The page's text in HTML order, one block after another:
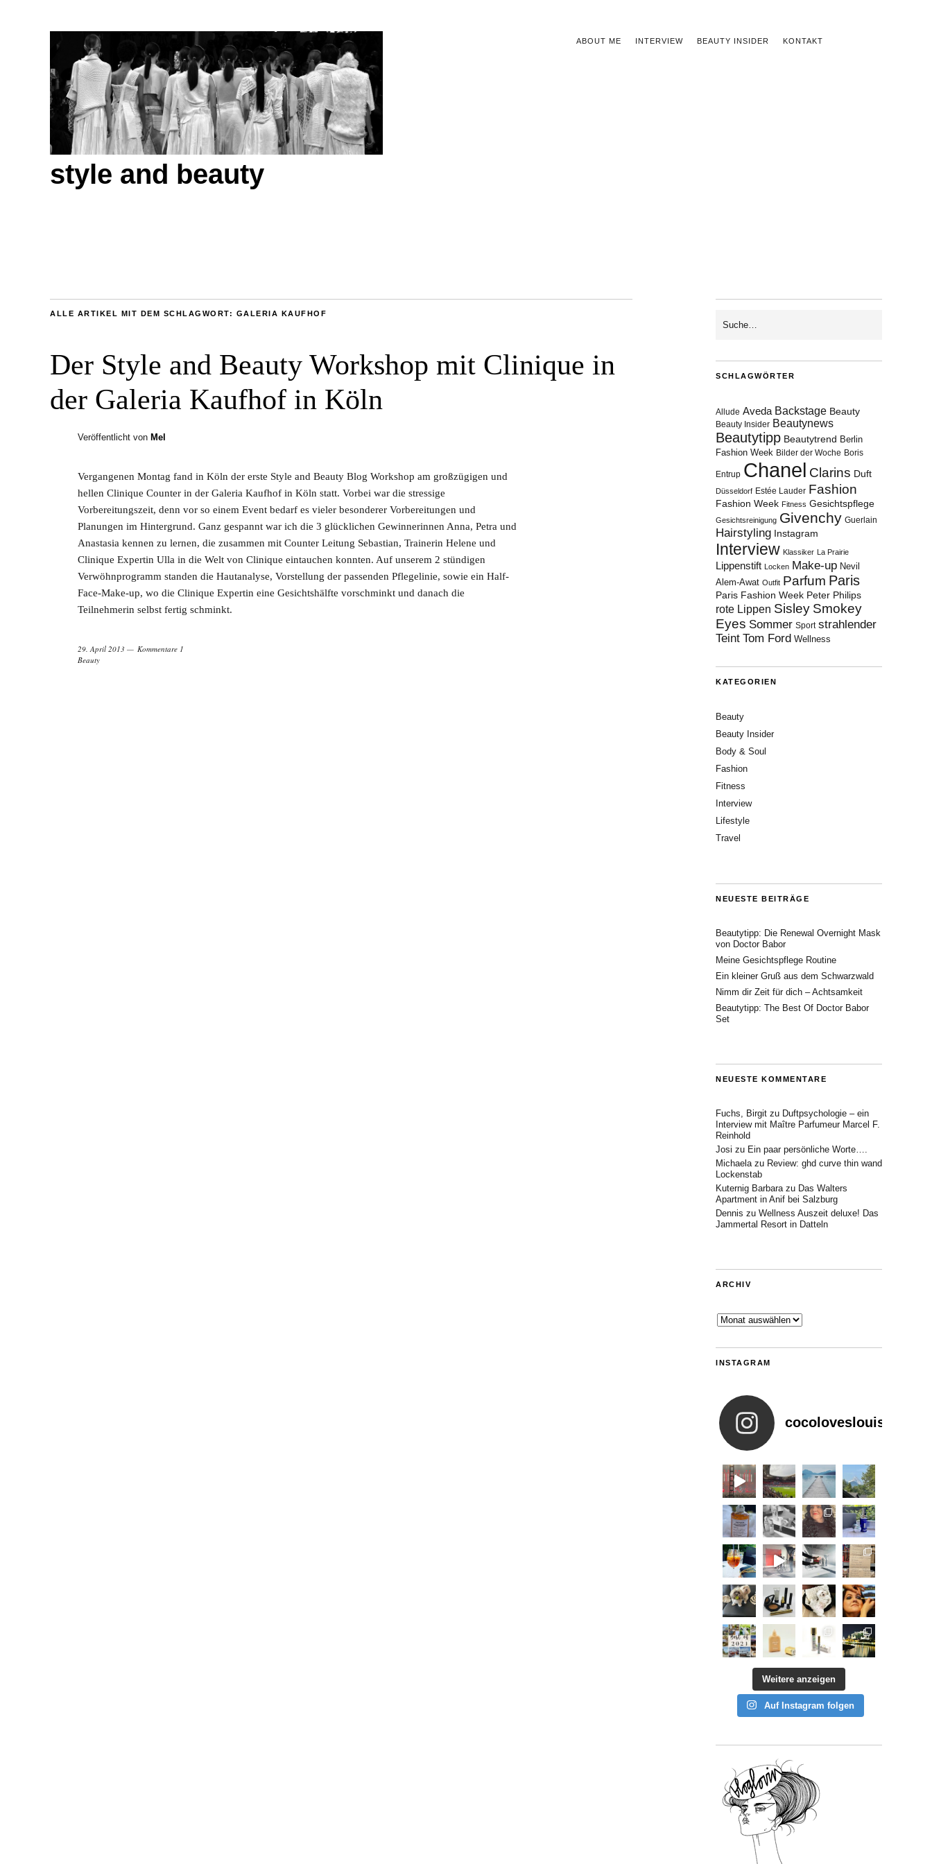
ABOUT ME INTERVIEW BEAUTY INSIDER KONTAKT
style and beauty
ALLE ARTIKEL MIT DEM SCHLAGWORT: GALERIA KAUFHOF
Der Style and Beauty Workshop mit Clinique in
der Galeria Kaufhof in Köln
Veröffentlicht von Mel
Vergangenen Montag fand in Köln der erste Style and Beauty Blog Workshop am großzügigen und
hellen Clinique Counter in der Galeria Kaufhof in Köln statt. Vorbei war die stressige
Vorbereitungszeit, denn vor so einem Event bedarf es vieler besonderer Vorbereitungen und
Planungen im Hintergrund. Ganz gespannt war ich die 3 glücklichen Gewinnerinnen Anna, Petra und
Anastasia kennen zu lernen, die zusammen mit Counter Leitung Sebastian, Trainerin Helene und
Clinique Expertin Ulla in die Welt von Clinique eintauchen konnten. Auf unserem 2 stündigen
Verwöhnprogramm standen die Hautanalyse, Vorstellung der passenden Pflegelinie, sowie ein Half-
Face-Make-up, wo die Clinique Expertin eine Gesichtshälfte vorschminkt und danach die
Teilnehmerin selbst fertig schminkt.
29. April 2013
Kommentare 1
Beauty
SCHLAGWÖRTER
Allude Aveda Backstage Beauty
Beauty Insider Beautynews
Beautytipp Beautytrend Berlin
Fashion Week Bilder der Woche Boris
Entrup Chanel Clarins Duft
Düsseldorf Estée Lauder Fashion
Fashion Week Fitness Gesichtspflege
Gesichtsreinigung Givenchy Guerlain
Hairstyling Instagram
Interview Klassiker La Prairie
Lippenstift Locken Make-up Nevil
Alem-Awat Outfit Parfum Paris
Paris Fashion Week Peter Philips
rote Lippen Sisley Smokey
Eyes Sommer Sport strahlender
Teint Tom Ford Wellness
KATEGORIEN
Beauty
Beauty Insider
Body & Soul
Fashion
Fitness
Interview
Lifestyle
Travel
NEUESTE BEITRÄGE
Beautytipp: Die Renewal Overnight Mask
von Doctor Babor
Meine Gesichtspflege Routine
Ein kleiner Gruß aus dem Schwarzwald
Nimm dir Zeit für dich – Achtsamkeit
Beautytipp: The Best Of Doctor Babor
Set
NEUESTE KOMMENTARE
Fuchs, Birgit zu Duftpsychologie – ein
Interview mit Maître Parfumeur Marcel F.
Reinhold
Josi zu Ein paar persönliche Worte….
Michaelazu Review: ghd curve thin wand
Lockenstab
Kuternig Barbarazu Das Walters
Apartment in Anif bei Salzburg
Dennis zu Wellness Auszeit deluxe! Das
Jammertal Resort in Datteln
ARCHIV
Archiv
INSTAGRAM
cocoloveslouis
Weitere anzeigen
Auf Instagram folgen